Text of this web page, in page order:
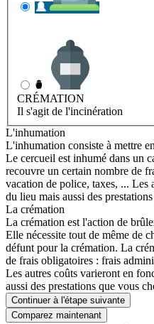
CRÉMATION
Il s'agit de l'incinération
L'inhumation
L'inhumation consiste à mettre
Le cercueil est inhumé dans un
recouvre un certain nombre de
vacation de police, taxes, ... Les
du lieu mais aussi des
La crémation
La crémation est l'action de
Elle nécessite tout de même de
défunt pour la crémation. La
de frais obligatoires : frais
Les autres coûts varieront en
aussi des prestations que vous
Continuer à l'étape suivante